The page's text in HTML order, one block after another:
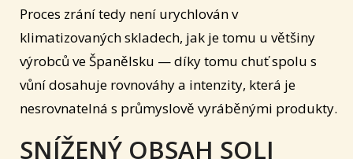
Proces zrání tedy není urychlován v
klimatizovaných skladech, jak je tomu u většiny
výrobců ve Španělsku — díky tomu chuť spolu s
vůní dosahuje rovnováhy a intenzity, která je
nesrovnatelná s průmyslově vyráběnými produkty.
SNÍŽENÝ OBSAH SOLI